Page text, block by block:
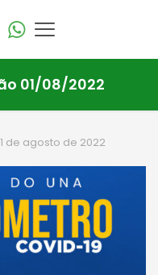
01/08/2022
1 de agosto de 2022